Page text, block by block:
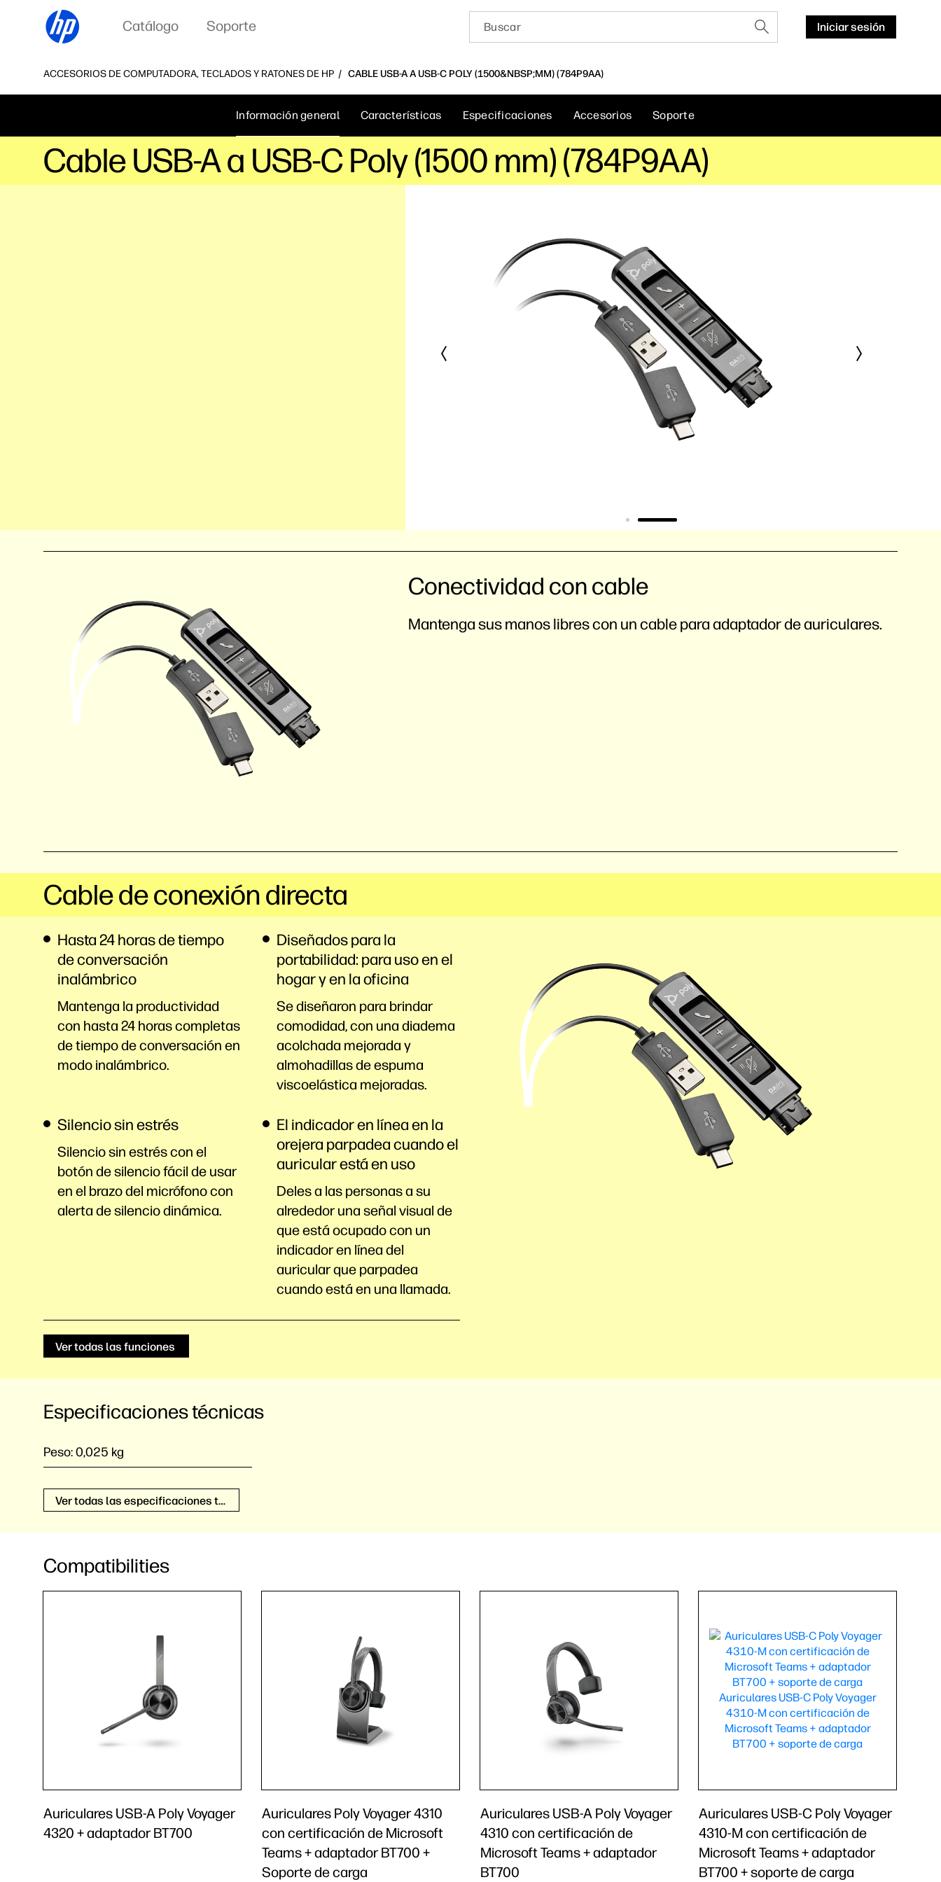
Catálogo Soporte Iniciar sesión
ACCESORIOS DE COMPUTADORA, TECLADOS Y RATONES DE HP CABLE USB-A A USB-C POLY (1500&NBSP;MM) (784P9AA)
Información general Características Especificaciones Accesorios Soporte
Cable USB-A a USB-C Poly (1500 mm) (784P9AA)
Conectividad con cable
Mantenga sus manos libres con un cable para adaptador de auriculares.
Cable de conexión directa
Hasta 24 horas de tiempo
de conversación
inalámbrico
Mantenga la productividad
con hasta 24 horas completas
de tiempo de conversación en
modo inalámbrico.
Diseñados para la
portabilidad: para uso en el
hogar y en la oficina
Se diseñaron para brindar
comodidad, con una diadema
acolchada mejorada y
almohadillas de espuma
viscoelástica mejoradas.
Silencio sin estrés
Silencio sin estrés con el
botón de silencio fácil de usar
en el brazo del micrófono con
alerta de silencio dinámica.
El indicador en línea en la
orejera parpadea cuando el
auricular está en uso
Deles a las personas a su
alrededor una señal visual de
que está ocupado con un
indicador en línea del
auricular que parpadea
cuando está en una llamada.
Ver todas las funciones
Especificaciones técnicas
Peso:0,025 kg
Ver todas las especificaciones técnicas
Compatibilities
Auriculares USB-A Poly Voyager
4320 + adaptador BT700
Auriculares Poly Voyager 4310
con certificación de Microsoft
Teams + adaptador BT700 +
Soporte de carga
Auriculares USB-A Poly Voyager
4310 con certificación de
Microsoft Teams + adaptador
BT700
Auriculares USB-C Poly Voyager
4310-M con certificación de
Microsoft Teams + adaptador
BT700 + soporte de carga